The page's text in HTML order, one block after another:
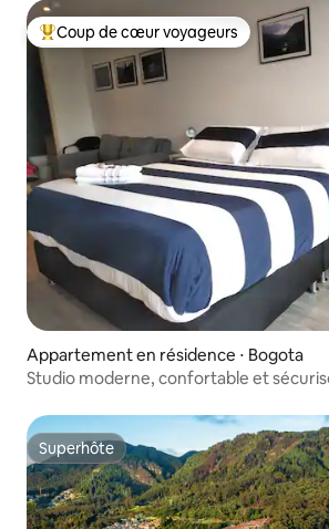
Coups de cœur voyageurs les plus
Coup de cœur voyageurs
Appartement en résidence ⋅ Bogota
Studio moderne, confortable et
Superhôte
Superhôte